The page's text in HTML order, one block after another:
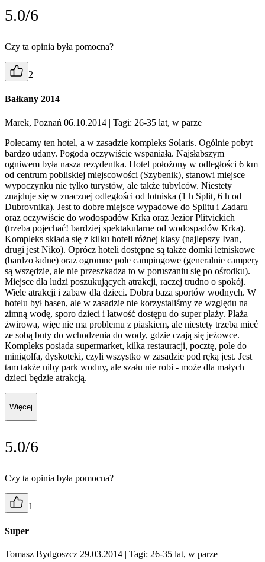
5.0/6
Czy ta opinia była pomocna?
2
Bałkany 2014
Marek, Poznań 06.10.2014 | Tagi: 26-35 lat, w parze
Polecamy ten hotel, a w zasadzie kompleks Solaris. Ogólnie pobyt
bardzo udany. Pogoda oczywiście wspaniała. Najsłabszym
ogniwem była nasza rezydentka. Hotel położony w odległości 6 km
od centrum pobliskiej miejscowości (Szybenik), stanowi miejsce
wypoczynku nie tylko turystów, ale także tubylców. Niestety
znajduje się w znacznej odległości od lotniska (1 h Split, 6 h od
Dubrovnika). Jest to dobre miejsce wypadowe do Splitu i Zadaru
oraz oczywiście do wodospadów Krka oraz Jezior Plitvickich
(trzeba pojechać! bardziej spektakularne od wodospadów Krka).
Kompleks składa się z kilku hoteli różnej klasy (najlepszy Ivan,
drugi jest Niko). Oprócz hoteli dostępne są także domki letniskowe
(bardzo ładne) oraz ogromne pole campingowe (generalnie campery
są wszędzie, ale nie przeszkadza to w poruszaniu się po ośrodku).
Miejsce dla ludzi poszukujących atrakcji, raczej trudno o spokój.
Wiele atrakcji i zabaw dla dzieci. Dobra baza sportów wodnych. W
hotelu był basen, ale w zasadzie nie korzystaliśmy ze względu na
zimną wodę, sporo dzieci i łatwość dostępu do super plaży. Plaża
żwirowa, więc nie ma problemu z piaskiem, ale niestety trzeba mieć
ze sobą buty do wchodzenia do wody, gdzie czają się jeżowce.
Kompleks posiada supermarket, kilka restauracji, pocztę, pole do
minigolfa, dyskoteki, czyli wszystko w zasadzie pod ręką jest. Jest
tam także niby park wodny, ale szału nie robi - może dla małych
dzieci będzie atrakcją.
Więcej
5.0/6
Czy ta opinia była pomocna?
1
Super
Tomasz Bydgoszcz 29.03.2014 | Tagi: 26-35 lat, w parze